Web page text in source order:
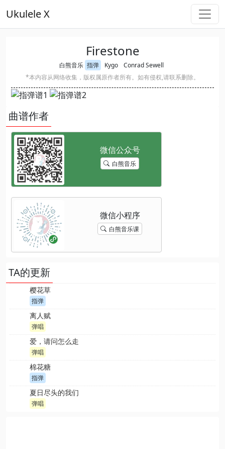
Ukulele X
Firestone
白熊音乐 指弹 Kygo
Conrad Sewell
*本内容从网络收集，版权属原作者所有。如有侵权,请联系删除。
曲谱作者
白熊音乐
白熊音乐课
TA的更新
樱花草
指弹
离人赋
弹唱
爱，请问怎么走
弹唱
棉花糖
指弹
夏日尽头的我们
弹唱